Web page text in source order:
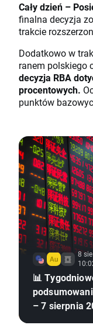
Cały dzień –
finalna decyzja
trakcie
Dodatkowo w
ranem polskiego
decyzja RBA
procentowych.
punktów
8
📊
– 7 sierpnia